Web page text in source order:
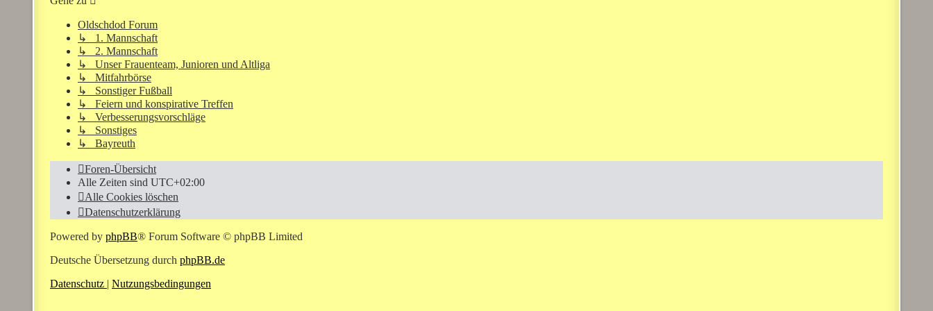
Oldschdod Forum
↳ 1. Mannschaft
↳ 2. Mannschaft
↳ Unser Frauenteam, Junioren und Altliga
↳ Mitfahrbörse
↳ Sonstiger Fußball
↳ Feiern und konspirative Treffen
↳ Verbesserungsvorschläge
↳ Sonstiges
↳ Bayreuth
Foren-Übersicht
Alle Zeiten sind UTC+02:00
Alle Cookies löschen
Datenschutzerklärung
Powered by phpBB® Forum Software © phpBB Limited
Deutsche Übersetzung durch phpBB.de
Datenschutz | Nutzungsbedingungen